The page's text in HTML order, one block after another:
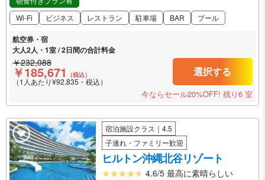
Wi-Fi
ビジネス レストラン 駐車場 BAR プール
航空券・宿
大人2人・1室 / 2日間の合計料金
￥232,088
￥185,671 （税込）
（1人あたり¥92,835・税込）
選択する
今ならセール20%OFF! 残り6 室
宿泊施設クラス｜4.5
子連れ・ファミリー歓迎
ヒルトン沖縄北谷リゾート
4.6/5 最高に素晴らしい